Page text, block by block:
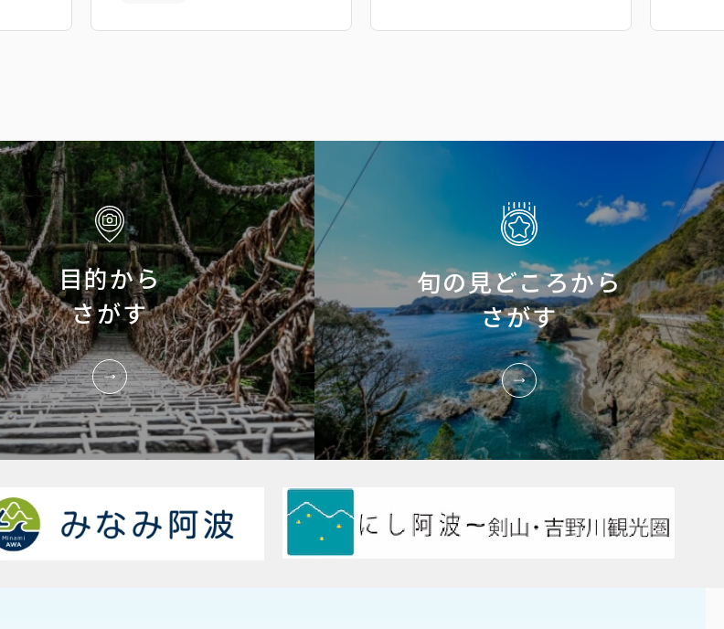
目的から
さがす
旬の見どころから
さがす